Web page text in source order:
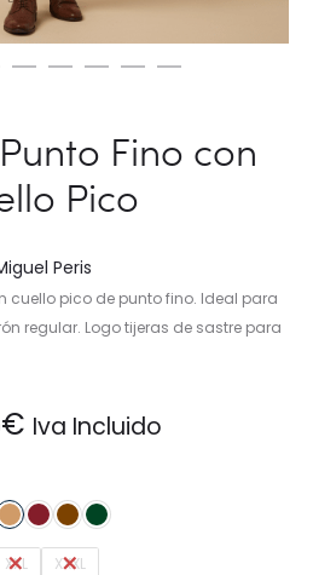
Fino con
Pico
Peris
cuello pico de punto fino. Ideal para
regular. Logo tijeras de sastre para
€ Iva Incluido
XXL XXXL